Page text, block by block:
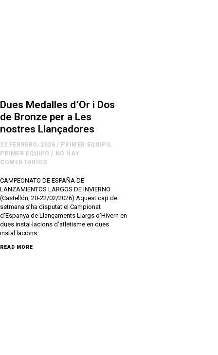
Dues Medalles d’Or i Dos
de Bronze per a Les
nostres Llançadores
22 FEBRERO, 2026 / PRIMER EQUIPO,
PRIMER EQUIPO / NO HAY
COMENTARIOS
CAMPEONATO DE ESPAÑA DE
LANZAMIENTOS LARGOS DE INVIERNO
(Castellón, 20-22/02/2026) Aquest cap de
setmana s’ha disputat el Campionat
d’Espanya de Llançaments Llargs d’Hivern en
dues instal·lacions d’atletisme en dues
instal·lacions
READ MORE